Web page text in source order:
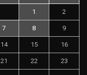
1 2
7 8 9
14 15 16
21 22 23